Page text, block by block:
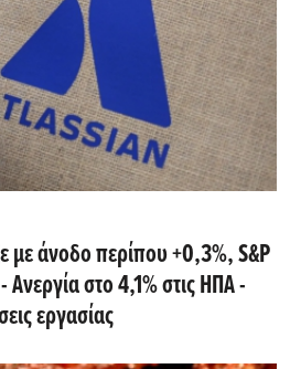
με άνοδο περίπου +0,3%, S&P
στο 4,1% στις ΗΠΑ -
εργασίας